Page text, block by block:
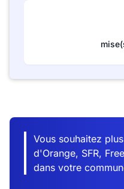
Vous souhaitez
d'Orange, SFR,
dans votre